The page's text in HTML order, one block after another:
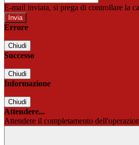
E-mail inviata, si prega di controllare la
Errore
Chiudi
Successo
Chiudi
Informazione
Chiudi
Attendere...
Attendere il completamento